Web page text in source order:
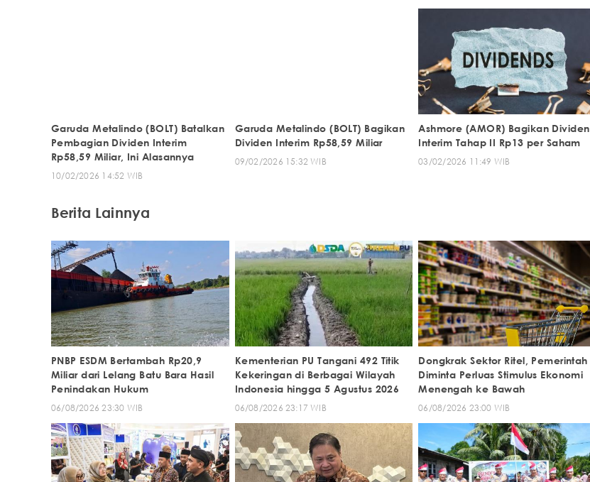
Garuda Metalindo (BOLT) Batalkan
Pembagian Dividen Interim
Rp58,59 Miliar, Ini Alasannya
10/02/2026 14:52 WIB
Garuda Metalindo (BOLT) Bagikan
Dividen Interim Rp58,59 Miliar
09/02/2026 15:32 WIB
Ashmore (AMOR) Bagikan Dividen
Interim Tahap II Rp13 per Saham
03/02/2026 11:49 WIB
Berita Lainnya
PNBP ESDM Bertambah Rp20,9
Miliar dari Lelang Batu Bara Hasil
Penindakan Hukum
06/08/2026 23:30 WIB
Kementerian PU Tangani 492 Titik
Kekeringan di Berbagai Wilayah
Indonesia hingga 5 Agustus 2026
06/08/2026 23:17 WIB
Dongkrak Sektor Ritel, Pemerintah
Diminta Perluas Stimulus Ekonomi
Menengah ke Bawah
06/08/2026 23:00 WIB